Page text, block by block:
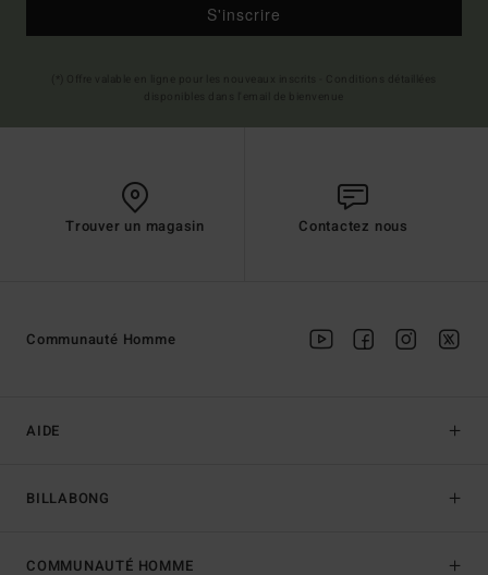
S'inscrire
Trouver un magasin Contactez nous
AIDE
BILLABONG
Communauté Homme
COMMUNAUTÉ HOMME